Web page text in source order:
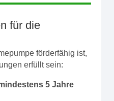
für die
förderfähig ist,
erfüllt sein:
5 Jahre